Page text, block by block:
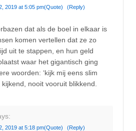
2019 at 5:05 pm(Quote) (Reply)
dat als de boel in elkaar is
komen vertellen dat ze zo
uit te stappen, en hun geld
waar het gigantisch ging
woorden: ‘kijk mij eens slim
kijkend, nooit vooruit blikkend.
2019 at 5:18 pm(Quote) (Reply)